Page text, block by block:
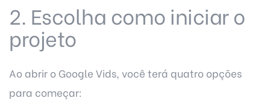
2. Escolha como iniciar o
projeto
Ao abrir o Google Vids, você terá quatro opções
para começar: